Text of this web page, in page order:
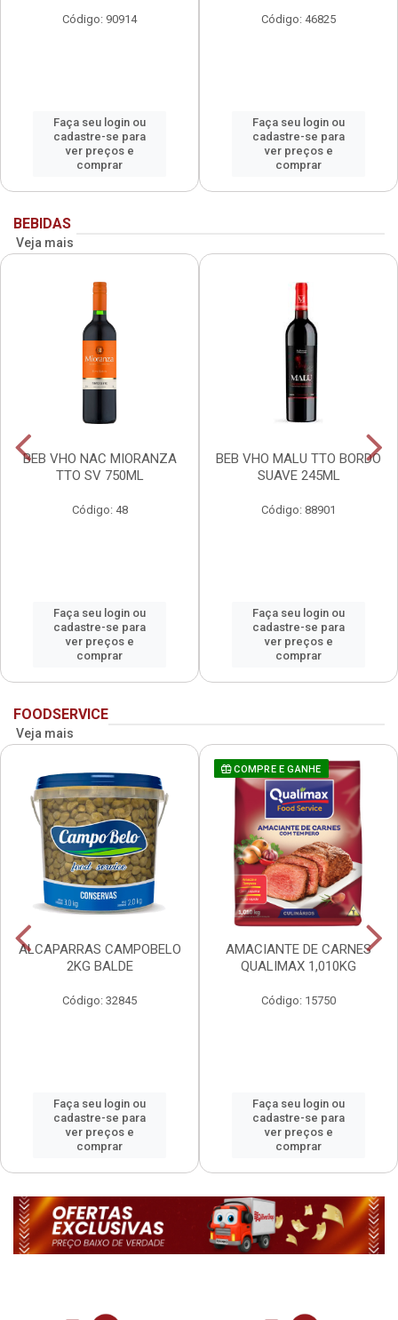
Código: 90914
Faça seu login ou
cadastre-se para
ver preços e
comprar
Código: 46825
Faça seu login ou
cadastre-se para
ver preços e
comprar
BEBIDAS
Veja mais
BEB VHO NAC MIORANZA
TTO SV 750ML
Código: 48
Faça seu login ou
cadastre-se para
ver preços e
comprar
BEB VHO MALU TTO BORDO
SUAVE 245ML
Código: 88901
Faça seu login ou
cadastre-se para
ver preços e
comprar
FOODSERVICE
Veja mais
ALCAPARRAS CAMPOBELO
2KG BALDE
Código: 32845
Faça seu login ou
cadastre-se para
ver preços e
comprar
COMPRE E GANHE
AMACIANTE DE CARNES
QUALIMAX 1,010KG
Código: 15750
Faça seu login ou
cadastre-se para
ver preços e
comprar